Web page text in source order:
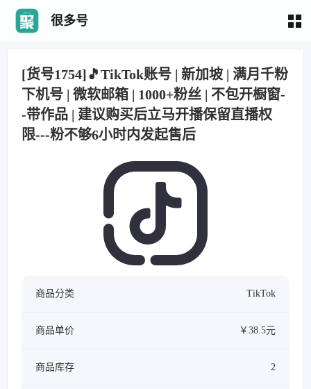
很多号
[货号1754]🎵TikTok账号 | 新加坡 | 满月千粉
下机号 | 微软邮箱 | 1000+粉丝 | 不包开橱窗-
-带作品 | 建议购买后立马开播保留直播权
限---粉不够6小时内发起售后
商品分类 TikTok
商品单价 ￥38.5元
商品库存 2